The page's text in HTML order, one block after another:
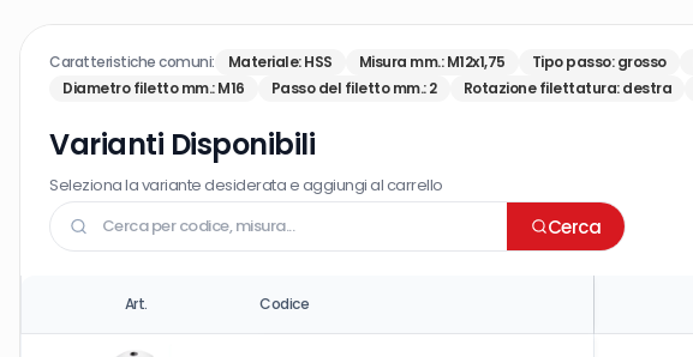
Caratteristiche comuni: Materiale:HSS Misura mm.:M12x1,75 Tipo passo:grosso
Diametro filetto mm.:M16 Passo del filetto mm.:2 Rotazione filettatura:destra
Varianti Disponibili
Seleziona la variante desiderata e aggiungi al carrello
Cerca
Art. Codice